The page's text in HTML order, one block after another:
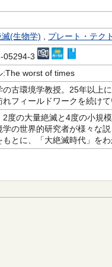
滅(生物学)
プレート・テク
05294-3
:The worst of times
の古環境学教授。25年以上
れフィールドワークを続け
2度の大量絶滅と4度の小規
学の世界的研究者が様々な
もとに、「大絶滅時代」を